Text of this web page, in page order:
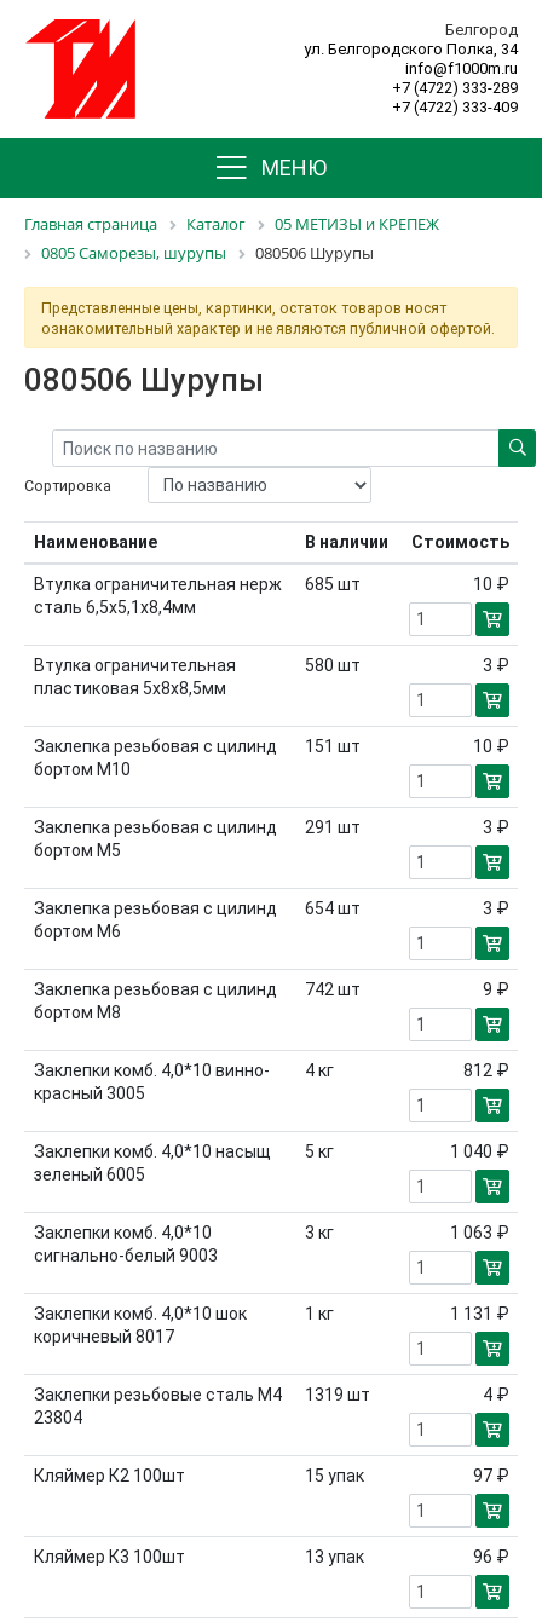
Белгород
ул. Белгородского Полка, 34
info@f1000m.ru
+7 (4722) 333-289
+7 (4722) 333-409
МЕНЮ
Главная страница Каталог
05 МЕТИЗЫ и КРЕПЕЖ
0805 Саморезы, шурупы
080506 Шурупы
Представленные цены, картинки, остаток товаров носят
ознакомительный характер и не являются публичной офертой.
080506 Шурупы
Сортировка
Наименование В наличии Стоимость
Втулка ограничительная нерж
сталь 6,5х5,1х8,4мм
685 шт 10 ₽
Втулка ограничительная
пластиковая 5х8х8,5мм
580 шт 3 ₽
Заклепка резьбовая с цилинд
бортом М10
151 шт 10 ₽
Заклепка резьбовая с цилинд
бортом М5
291 шт 3 ₽
Заклепка резьбовая с цилинд
бортом М6
654шт 3 ₽
Заклепка резьбовая с цилинд
бортом М8
742шт 9 ₽
Заклепки комб. 4,0*10 винно-
красный 3005
4кг 812 ₽
Заклепки комб. 4,0*10 насыщ
зеленый 6005
5 кг 1 040 ₽
Заклепки комб. 4,0*10
сигнально-белый 9003
3 кг 1 063 ₽
Заклепки комб. 4,0*10 шок
коричневый 8017
1 кг 1 131 ₽
Заклепки резьбовые сталь М4
23804
1319 шт 4 ₽
Кляймер К2 100шт 15 упак 97 ₽
Кляймер К3 100шт 13 упак 96 ₽